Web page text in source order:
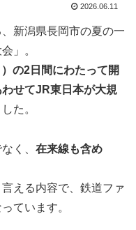
2026.06.11
新潟県長岡市の夏の一
」。
の2日間にわたって開
せてJR東日本が大規
た。
く、 在来線も含め
える内容で、鉄道ファ
ています。